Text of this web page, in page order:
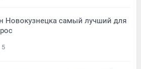
Новокузнецка самый лучший для
5